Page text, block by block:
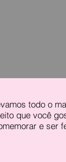
todo o
que você
e ser